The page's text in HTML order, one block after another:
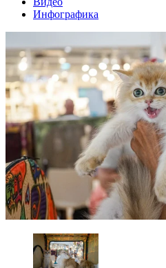
Инфографика